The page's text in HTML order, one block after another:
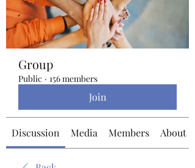
Group
Public · 156 members
Join
Discussion Media Members About